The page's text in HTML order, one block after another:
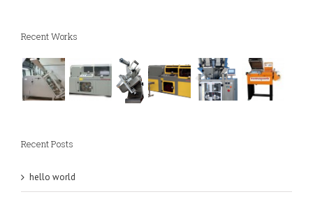
Recent Works
Recent Posts
hello world